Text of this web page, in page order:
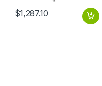
$1,287.10